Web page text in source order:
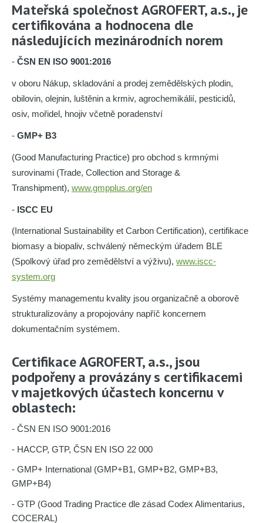
Mateřská společnost AGROFERT, a.s., je
certifikována a hodnocena dle
následujících mezinárodních norem
- ČSN EN ISO 9001:2016
v oboru Nákup, skladování a prodej zemědělských plodin,
obilovin, olejnin, luštěnin a krmiv, agrochemikálií, pesticidů,
osiv, mořidel, hnojiv včetně poradenství
- GMP+ B3
(Good Manufacturing Practice) pro obchod s krmnými
surovinami (Trade, Collection and Storage &
Transhipment), www.gmpplus.org/en
- ISCC EU
(International Sustainability et Carbon Certification), certifikace
biomasy a biopaliv, schválený německým úřadem BLE
(Spolkový úřad pro zemědělství a výživu), www.iscc-
system.org
Systémy managementu kvality jsou organizačně a oborově
strukturalizovány a propojovány napříč koncernem
dokumentačním systémem.
Certifikace AGROFERT, a.s., jsou
podpořeny a provázány s certifikacemi
v majetkových účastech koncernu v
oblastech:
- ČSN EN ISO 9001:2016
- HACCP, GTP, ČSN EN ISO 22 000
- GMP+ International (GMP+B1, GMP+B2, GMP+B3,
GMP+B4)
- GTP (Good Trading Practice dle zásad Codex Alimentarius,
COCERAL)